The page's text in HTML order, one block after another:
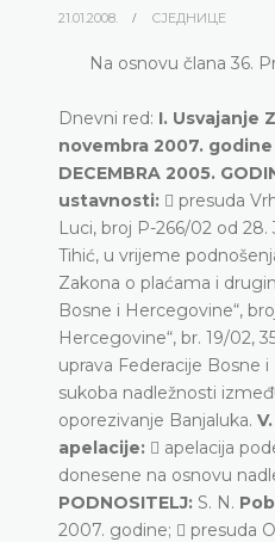
21.01.2008. СЈЕДНИЦЕ
Na osnovu člana 36.
Dnevni red: I. Usvajanje
novembra 2007. godine
DECEMBRA 2005.
ustavnosti:  presuda
Luci, broj P-266/02 od 28.
Tihić, u vrijeme
Zakona o plaćama i
Bosne i Hercegovine“,
Hercegovine“, br. 19/02,
uprava Federacije Bosne
sukoba nadležnosti
oporezivanje Banjaluka.
apelacije:  apelacija
donesene na osnovu
PODNOSITELJ: S. N.
2007. godine;  presuda